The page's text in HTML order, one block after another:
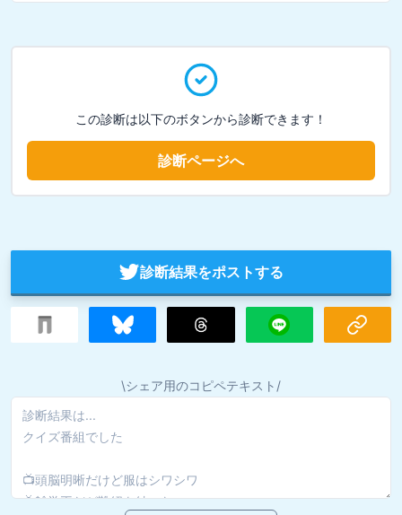
この診断は以下のボタンから診断できます！
診断ページへ
診断結果をポストする
\シェア用のコピペテキスト/